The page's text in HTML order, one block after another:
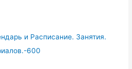
и Расписание. Занятия.
600